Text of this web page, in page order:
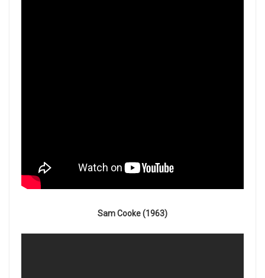
Sam Cooke (1963)